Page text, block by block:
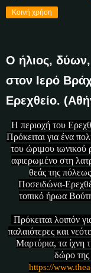
Κοινή χρήση
Ο ήλιος, δύων,
στον Ιερό
Ερεχθείο.
Η περιοχή του
Πρόκειται για ένα
του ώριμου ιωνικού
αφιερωμένο στη
θεάς της
Ποσειδώνα-
τοπικό ήρωα
Πρόκειται λοιπόν
παλαιότερες και
Μαρτύρια, τα ίχνη
δώρο
https://